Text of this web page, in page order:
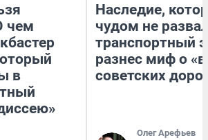
чем
в
Наследие,
чудом не
транспортный
разнес миф о
советских
Олег Арефьев